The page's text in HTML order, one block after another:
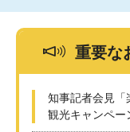
重要な
知事記者会見「
観光キャンペー